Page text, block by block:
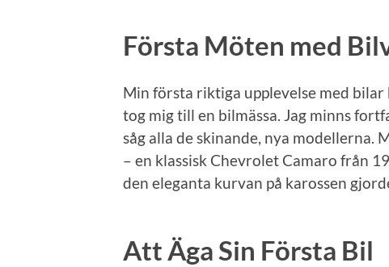
Första Möten med
Min första riktiga upplevelse med
tog mig till en bilmässa. Jag minns
såg alla de skinande, nya modellerna.
– en klassisk Chevrolet Camaro från
den eleganta kurvan på karossen
Att Äga Sin Första Bil